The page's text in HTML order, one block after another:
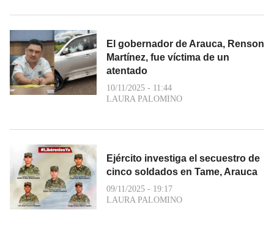
El gobernador de Arauca, Renson
Martínez, fue víctima de un
atentado
10/11/2025 - 11:44
LAURA PALOMINO
Ejército investiga el secuestro de
cinco soldados en Tame, Arauca
09/11/2025 - 19:17
LAURA PALOMINO